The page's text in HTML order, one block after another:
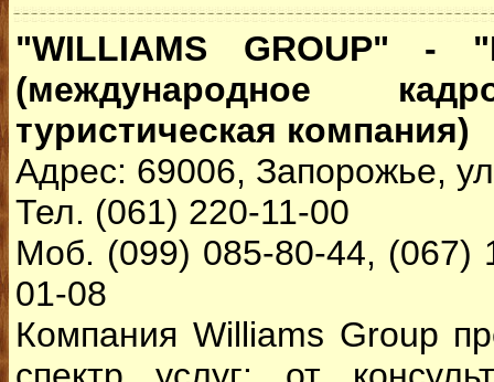
"WILLIAMS GROUP" -
(международное
туристическая компания)
Адрес: 69006, Запорожье,
Тел. (061) 220-11-00
Моб. (099) 085-80-44, (067)
01-08
Компания Williams Group